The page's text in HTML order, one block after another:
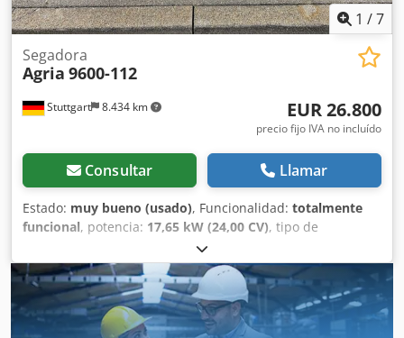
1 /7
Stuttgart 8.434 km
Segadora
Agria 9600-112
EUR 26.800
precio fijo IVA no incluído
Consultar Llamar
Estado: muy bueno (usado), Funcionalidad: totalmente
funcional, potencia: 17,65 kW (24,00 CV), tipo de
, combustible:
engranaje:otro, Año de fabricación:2023, AGRIA 9600 -
112 Dodpfxoxa Ar Ts Ah Eock ¡¡¡ 2ª generación, nuevo
modelo !!! Oruga segadora controlada a distancia con
plataforma de corte y mulching de 112 cm Esta AGRIA